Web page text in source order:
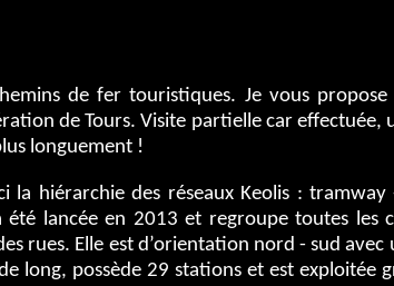
de fer touristiques. Je vous
de Tours. Visite partielle car effectuée,
longuement !
hiérarchie des réseaux Keolis : tramway
été lancée en 2013 et regroupe toutes les
rues. Elle est d’orientation nord - sud avec
possède 29 stations et est exploitée